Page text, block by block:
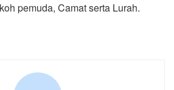
pemuda, Camat serta Lurah.